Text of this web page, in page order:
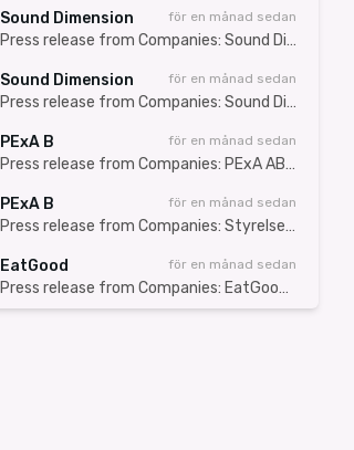
Sound Dimension för en månad sedan
Press release from Companies: Sound Dimension tecknar partnerskapsavtal med TVU Networks och får tillgång till en global distributionskanal för AiFi
Sound Dimension för en månad sedan
Press release from Companies: Sound Dimension informerar om förhandlingar med videoteknikbolaget TVU Networks Corporation
PExA B för en månad sedan
Press release from Companies: PExA AB offentliggör förenklat informationsdokument inför kommande företrädesemission av aktier
PExA B för en månad sedan
Press release from Companies: Styrelsen i PExA AB beslutar om riktad nyemission av aktier till Hallberg Management AB
EatGood för en månad sedan
Press release from Companies: EatGood: Flaggning i EatGood